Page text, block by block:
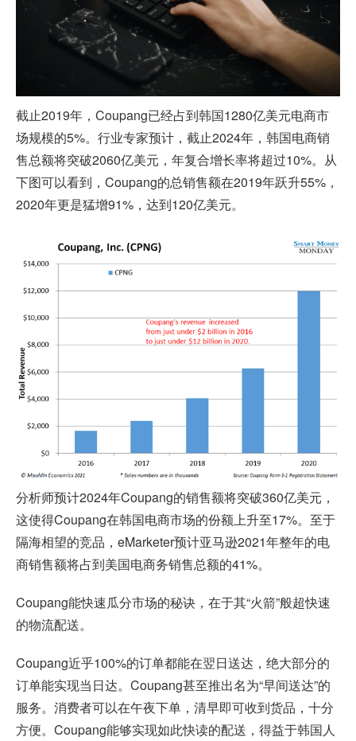
截止2019年，Coupang已经占到韩国1280亿美元电商市
场规模的5%。行业专家预计，截止2024年，韩国电商销
售总额将突破2060亿美元，年复合增长率将超过10%。从
下图可以看到，Coupang的总销售额在2019年跃升55%，
2020年更是猛增91%，达到120亿美元。
分析师预计2024年Coupang的销售额将突破360亿美元，
这使得Coupang在韩国电商市场的份额上升至17%。至于
隔海相望的竞品，eMarketer预计亚马逊2021年整年的电
商销售额将占到美国电商务销售总额的41%。
Coupang能快速瓜分市场的秘诀，在于其“火箭”般超快速
的物流配送。
Coupang近乎100%的订单都能在翌日送达，绝大部分的
订单能实现当日达。Coupang甚至推出名为“早间送达”的
服务。消费者可以在午夜下单，清早即可收到货品，十分
方便。Coupang能够实现如此快读的配送，得益于韩国人